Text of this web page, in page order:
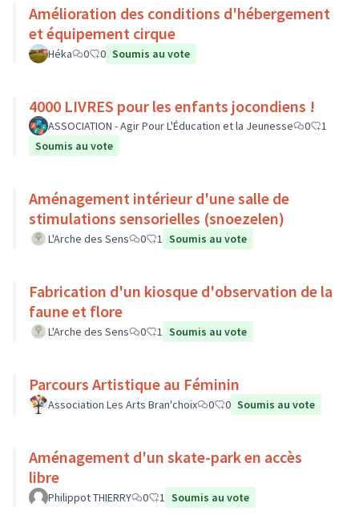
Amélioration des conditions d'hébergement
et équipement cirque
Héka 0 0 Soumis au vote
4000 LIVRES pour les enfants jocondiens !
ASSOCIATION - Agir Pour L'Éducation et la Jeunesse 0
1
Soumis au vote
Aménagement intérieur d'une salle de
stimulations sensorielles (snoezelen)
L'Arche des Sens 0 1 Soumis au vote
Fabrication d'un kiosque d'observation de la
faune et flore
L'Arche des Sens 0 1 Soumis au vote
Parcours Artistique au Féminin
Association Les Arts Bran'choix 0 0 Soumis au vote
Aménagement d'un skate-park en accès
libre
Philippot THIERRY 0 1 Soumis au vote